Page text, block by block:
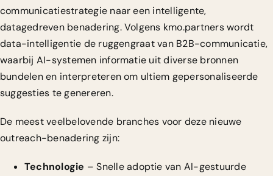
communicatiestrategie naar een intelligente,
datagedreven benadering. Volgens kmo.partners wordt
data-intelligentie de ruggengraat van B2B-communicatie,
waarbij AI-systemen informatie uit diverse bronnen
bundelen en interpreteren om ultiem gepersonaliseerde
suggesties te genereren.
De meest veelbelovende branches voor deze nieuwe
outreach-benadering zijn:
Technologie – Snelle adoptie van AI-gestuurde